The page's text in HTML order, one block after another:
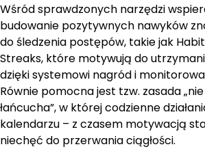
Wśród sprawdzonych narzędzi
budowanie pozytywnych nawyków
do śledzenia postępów, takie jak
Streaks, które motywują do
dzięki systemowi nagród i
Równie pomocna jest tzw. zasada
łańcucha”, w której codzienne
kalendarzu – z czasem motywacją
niechęć do przerwania ciągłości.